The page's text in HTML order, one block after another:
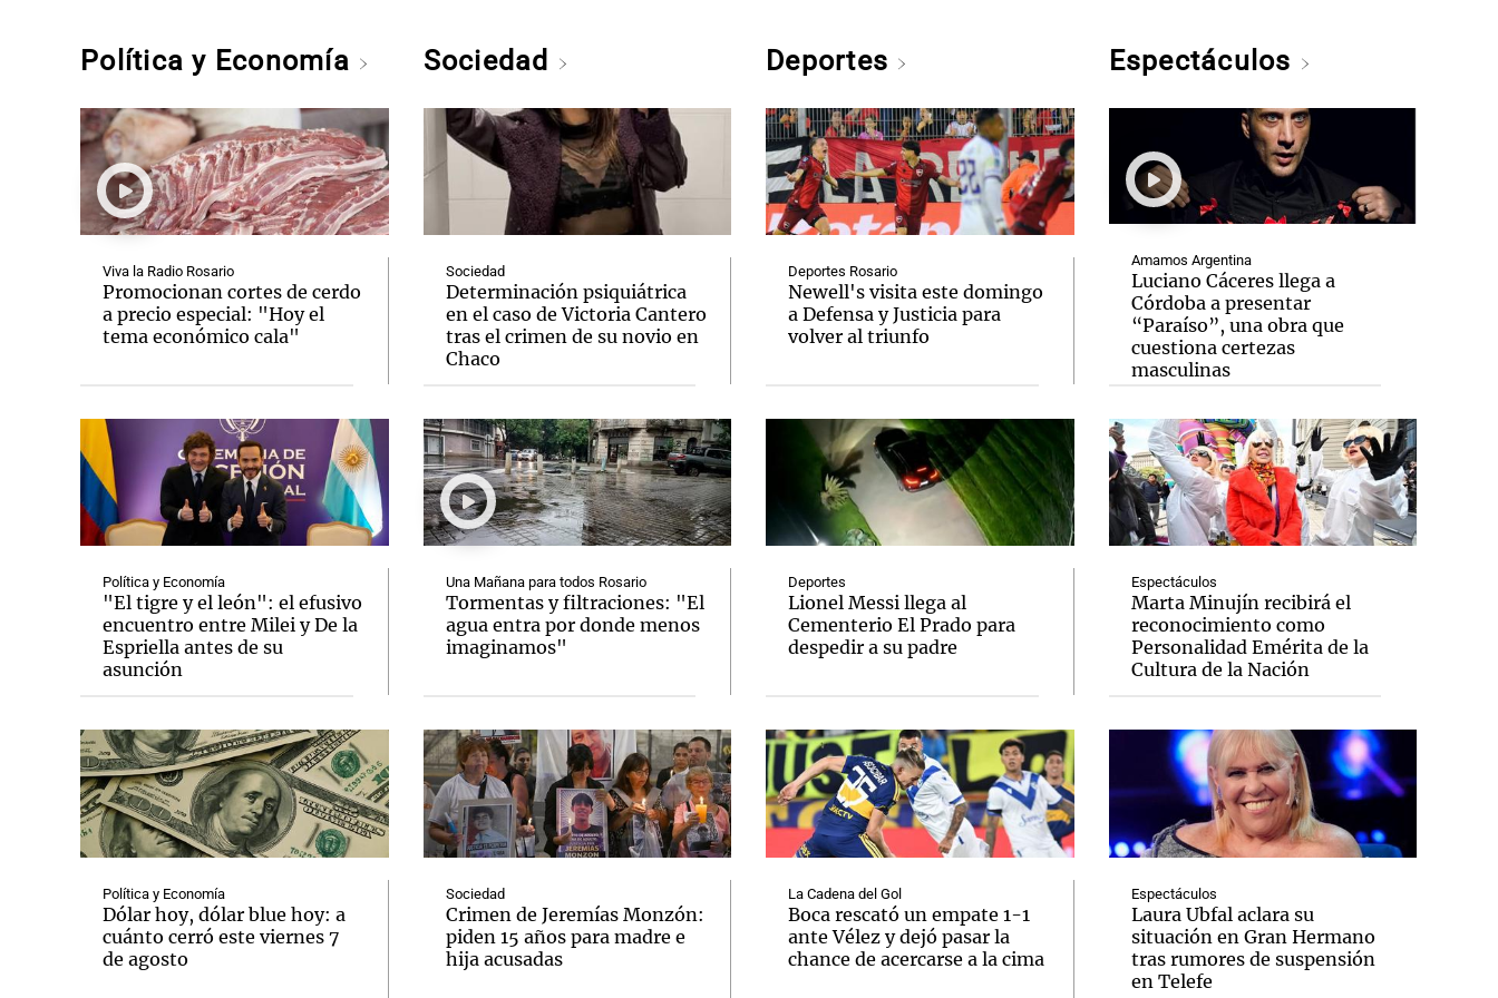
Política y Economía
Viva la Radio Rosario
Promocionan cortes de cerdo
a precio especial: "Hoy el
tema económico cala"
Política y Economía
"El tigre y el león": el efusivo
encuentro entre Milei y De la
Espriella antes de su
asunción
Política y Economía
Dólar hoy, dólar blue hoy: a
cuánto cerró este viernes 7
de agosto
Sociedad
Sociedad
Determinación psiquiátrica
en el caso de Victoria Cantero
tras el crimen de su novio en
Chaco
Una Mañana para todos Rosario
Tormentas y filtraciones: "El
agua entra por donde menos
imaginamos"
Sociedad
Crimen de Jeremías Monzón:
piden 15 años para madre e
hija acusadas
Deportes
Deportes Rosario
Newell's visita este domingo
a Defensa y Justicia para
volver al triunfo
Deportes
Lionel Messi llega al
Cementerio El Prado para
despedir a su padre
La Cadena del Gol
Boca rescató un empate 1-1
ante Vélez y dejó pasar la
chance de acercarse a la cima
Espectáculos
Amamos Argentina
Luciano Cáceres llega a
Córdoba a presentar
“Paraíso”, una obra que
cuestiona certezas
masculinas
Espectáculos
Marta Minujín recibirá el
reconocimiento como
Personalidad Emérita de la
Cultura de la Nación
Espectáculos
Laura Ubfal aclara su
situación en Gran Hermano
tras rumores de suspensión
en Telefe
Notas Notas
El huracán de Arequito Cadena 3 en Groenlandia
Notas